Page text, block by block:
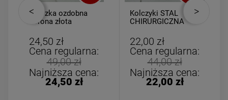
Broszka ozdobna
korona złota
24,50 zł
Cena regularna:
49,00 zł
Najniższa cena:
24,50 zł
Kolczyki STAL
CHIRURGICZNA
dziewczynek
czerwony motylek
22,00 zł
Cena regularna:
44,00 zł
Najniższa cena:
22,00 zł